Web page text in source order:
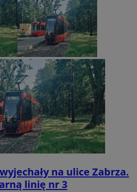
na ulice Zabrza.
linię nr 3